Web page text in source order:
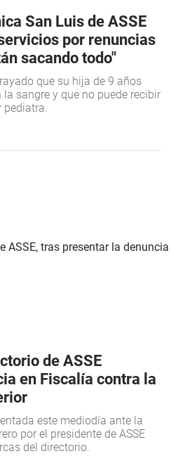
San Luis de ASSE
por renuncias
sacando todo"
que su hija de 9 años
sangre y que no puede recibir
de ASSE
en Fiscalía contra la
este mediodía ante la
por el presidente de ASSE
del directorio.